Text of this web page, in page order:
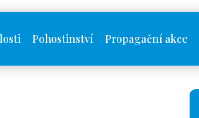
Pohostinství Propagační akce